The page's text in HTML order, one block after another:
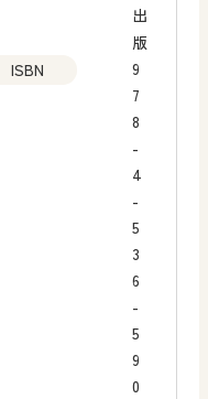
出
版
ISBN
9
7
8
-
4
-
5
3
6
-
5
9
0